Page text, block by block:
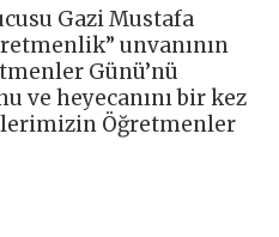
Gazi Mustafa
unvanının
Günü’nü
ve heyecanını bir kez
Öğretmenler